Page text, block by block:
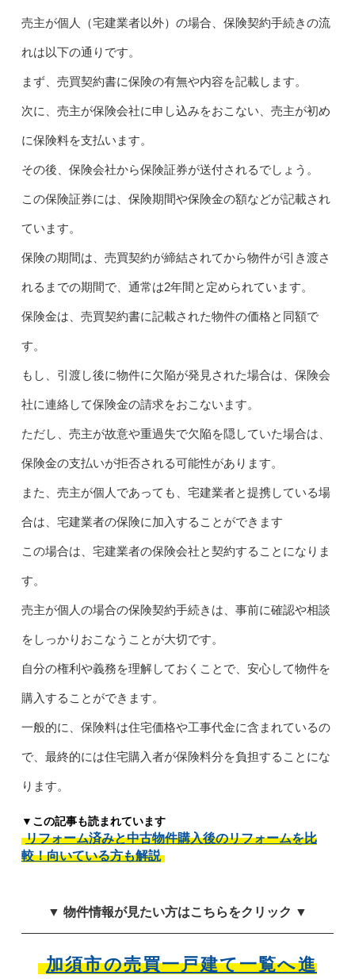
売主が個人（宅建業者以外）の場合、保険契約手続きの流
れは以下の通りです。
まず、売買契約書に保険の有無や内容を記載します。
次に、売主が保険会社に申し込みをおこない、売主が初め
に保険料を支払います。
その後、保険会社から保険証券が送付されるでしょう。
この保険証券には、保険期間や保険金の額などが記載され
ています。
保険の期間は、売買契約が締結されてから物件が引き渡さ
れるまでの期間で、通常は2年間と定められています。
保険金は、売買契約書に記載された物件の価格と同額で
す。
もし、引渡し後に物件に欠陥が発見された場合は、保険会
社に連絡して保険金の請求をおこないます。
ただし、売主が故意や重過失で欠陥を隠していた場合は、
保険金の支払いが拒否される可能性があります。
また、売主が個人であっても、宅建業者と提携している場
合は、宅建業者の保険に加入することができます
この場合は、宅建業者の保険会社と契約することになりま
す。
売主が個人の場合の保険契約手続きは、事前に確認や相談
をしっかりおこなうことが大切です。
自分の権利や義務を理解しておくことで、安心して物件を
購入することができます。
一般的に、保険料は住宅価格や工事代金に含まれているの
で、最終的には住宅購入者が保険料分を負担することにな
ります。
▼この記事も読まれています
リフォーム済みと中古物件購入後のリフォームを比
較！向いている方も解説
▼ 物件情報が見たい方はこちらをクリック ▼
加須市の売買一戸建て一覧へ進